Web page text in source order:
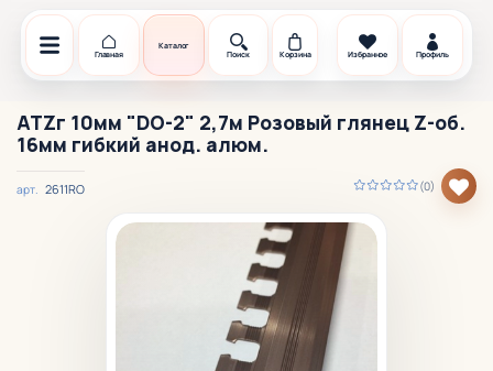
Главная
Каталог
Поиск
Корзина Избранное Профиль
ATZг 10мм "DO-2" 2,7м Розовый глянец Z-об.
16мм гибкий анод. алюм.
(0)
арт. 2611RO